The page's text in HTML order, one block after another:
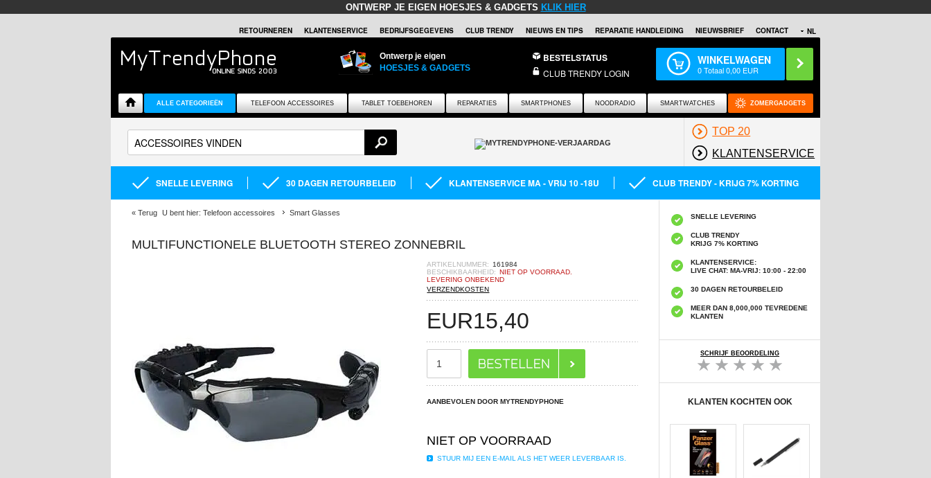
ONTWERP JE EIGEN HOESJES & GADGETS KLIK HIER
NL
RETOURNEREN KLANTENSERVICE BEDRIJFSGEGEVENS CLUB TRENDY NIEUWS EN TIPS REPARATIE HANDLEIDING NIEUWSBRIEF CONTACT
Ontwerp je eigen
HOESJES & GADGETS
BESTELSTATUS
CLUB TRENDY LOGIN
WINKELWAGEN
0Totaal0,00 EUR
ALLE CATEGORIEËN TELEFOON ACCESSOIRES TABLET TOEBEHOREN REPARATIES SMARTPHONES NOODRADIO SMARTWATCHES ZOMERGADGETS
TOP 20
KLANTENSERVICE
SNELLE LEVERING 30 DAGEN RETOURBELEID KLANTENSERVICE MA - VRIJ 10 -18U CLUB TRENDY - KRIJG 7% KORTING
« Terug U bent hier: Telefoon accessoires Smart Glasses
MULTIFUNCTIONELE BLUETOOTH STEREO ZONNEBRIL
ARTIKELNUMMER:
161984
BESCHIKBAARHEID: NIET OP VOORRAAD.
LEVERING ONBEKEND
VERZENDKOSTEN
EUR15,40
AANBEVOLEN DOOR MYTRENDYPHONE
NIET OP VOORRAAD
STUUR MIJ EEN E-MAIL ALS HET WEER LEVERBAAR IS.
SNELLE LEVERING
CLUB TRENDY
KRIJG 7% KORTING
KLANTENSERVICE:
LIVE CHAT: MA-VRIJ: 10:00 - 22:00
30 DAGEN RETOURBELEID
MEER DAN 8,000,000 TEVREDENE
KLANTEN
SCHRIJF BEOORDELING
KLANTEN KOCHTEN OOK